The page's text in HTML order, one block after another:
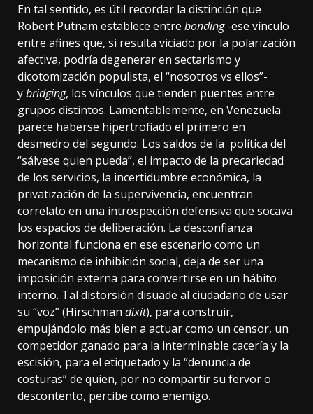
En tal sentido, es útil recordar la distinción que
Robert Putnam establece entre bonding-ese vínculo
entre afines que, si resulta viciado por la polarización
afectiva, podría degenerar en sectarismo y
dicotomización populista, el “nosotros vs ellos”-
ybridging, los vínculos que tienden puentes entre
grupos distintos. Lamentablemente, en Venezuela
parece haberse hipertrofiado el primero en
desmedro del segundo. Los saldos de la política del
“sálvese quien pueda”, el impacto de la precariedad
de los servicios, la incertidumbre económica, la
privatización de la supervivencia, encuentran
correlato en una introspección defensiva que socava
los espacios de deliberación. La desconfianza
horizontal funciona en ese escenario como un
mecanismo de inhibición social, deja de ser una
imposición externa para convertirse en un hábito
interno. Tal distorsión disuade al ciudadano de usar
su “voz” (Hirschman dixit), para construir,
empujándolo más bien a actuar como un censor, un
competidor ganado para la interminable cacería y la
escisión, para el etiquetado y la “denuncia de
costuras” de quien, por no compartir su fervor o
descontento, percibe como enemigo.